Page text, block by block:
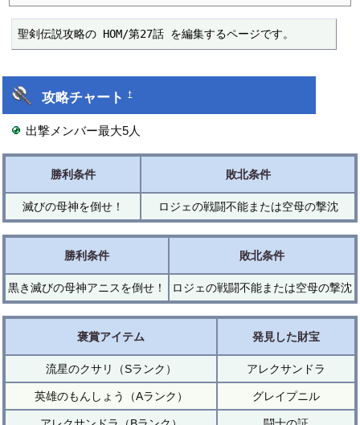
聖剣伝説攻略の HOM/第27話 を編集するページです。
攻略チャート†
出撃メンバー最大5人
勝利条件 敗北条件
滅びの母神を倒せ！ ロジェの戦闘不能または空母の撃沈
勝利条件 敗北条件
黒き滅びの母神アニスを倒せ！ ロジェの戦闘不能または空母の撃沈
褒賞アイテム 発見した財宝
流星のクサリ（Sランク） アレクサンドラ
英雄のもんしょう（Aランク） グレイプニル